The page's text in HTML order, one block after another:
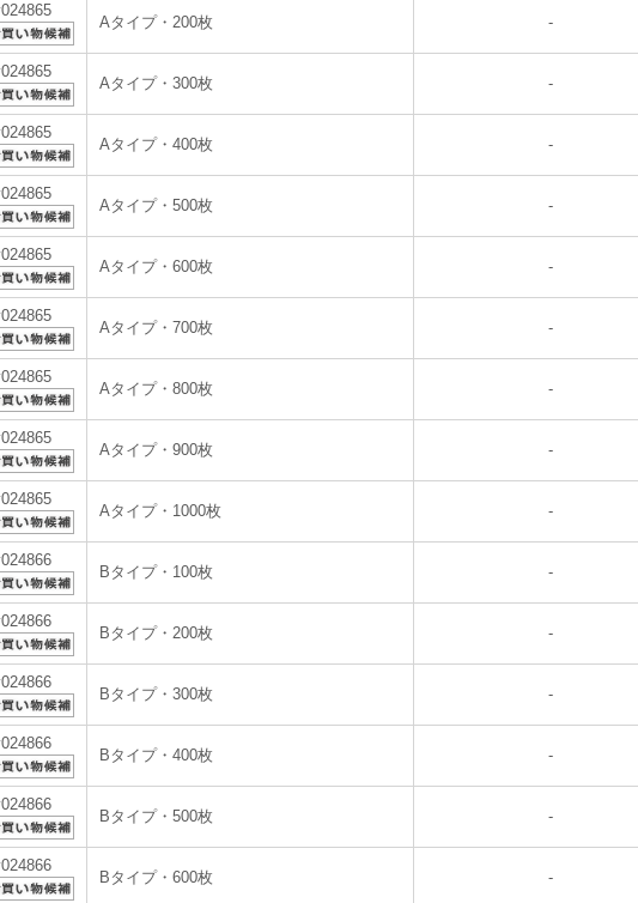
Aタイプ・200枚 -
Aタイプ・300枚 -
Aタイプ・400枚 -
Aタイプ・500枚 -
Aタイプ・600枚 -
Aタイプ・700枚 -
Aタイプ・800枚 -
Aタイプ・900枚 -
Aタイプ・1000枚 -
Bタイプ・100枚 -
Bタイプ・200枚 -
Bタイプ・300枚 -
Bタイプ・400枚 -
Bタイプ・500枚 -
Bタイプ・600枚 -